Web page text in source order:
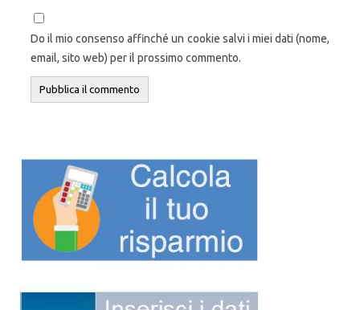
Do il mio consenso affinché un cookie salvi i miei dati (nome,
email, sito web) per il prossimo commento.